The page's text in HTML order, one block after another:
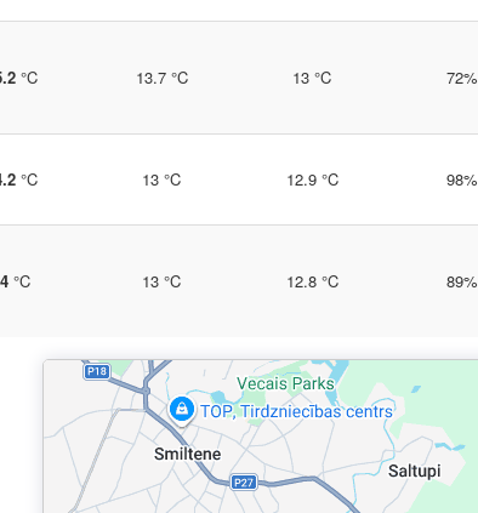
°C 13.7 °C 13 °C 72%
°C 13 °C 12.9 °C 98%
°C 13 °C 12.8 °C 89%